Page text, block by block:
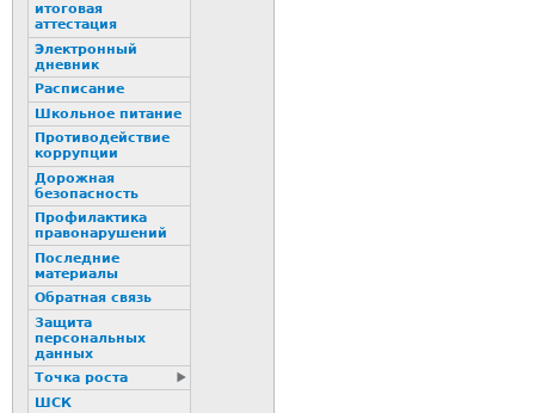
итоговая
аттестация
Электронный
дневник
Расписание
Школьное питание
Пpотиводействие
коppупции
Дорожная
безопасность
Профилактика
пpaвонаpушений
Последние
материалы
Обратная связь
Защита
персональных
данных
Точка роста
ШСК